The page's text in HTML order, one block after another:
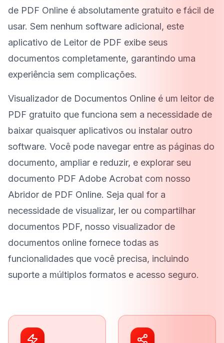
de PDF Online é absolutamente gratuito e fácil de
usar. Sem nenhum software adicional, este
aplicativo de Leitor de PDF exibe seus
documentos completamente, garantindo uma
experiência sem complicações.
Visualizador de Documentos Online é um leitor de
PDF gratuito que funciona sem a necessidade de
baixar quaisquer aplicativos ou instalar outro
software. Você pode navegar entre as páginas do
documento, ampliar e reduzir, e explorar seu
documento PDF Adobe Acrobat com nosso
Abridor de PDF Online. Seja qual for a
necessidade de visualizar, ler ou compartilhar
documentos PDF, nosso visualizador de
documentos online fornece todas as
funcionalidades que você precisa, incluindo
suporte a múltiplos formatos e acesso seguro.